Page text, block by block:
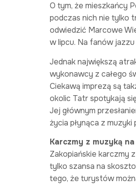
O tym, że mieszkańcy
podczas nich nie tylko
odwiedzić Marcowe
w lipcu. Na fanów
Jednak największą
wykonawcy z całego
Ciekawą imprezą są
okolic Tatr spotykają
Jej głównym
życia płynąca z muzyki
Karczmy z muzyką
Zakopiańskie karczmy
tylko szansa na
tego, że turystów